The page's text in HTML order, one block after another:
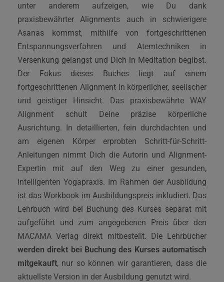
unter anderem aufzeigen, wie Du dank
praxisbewährter Alignments auch in schwierigere
Asanas kommst, mithilfe von fortgeschrittenen
Entspannungsverfahren und Atemtechniken in
Versenkung gelangst und Dich in Meditation begibst.
Der Fokus dieses Buches liegt auf einem
fortgeschrittenen Alignment in körperlicher, seelischer
und geistiger Hinsicht. Das praxisbewährte WAY
Alignment schult Deine präzise körperliche
Ausrichtung. In detaillierten, fein durchdachten und
am eigenen Körper erprobten Schritt-für-Schritt-
Anleitungen nimmt Dich die Autorin und Alignment-
Expertin mit auf den Weg zu einer gesunden,
intelligenten Yogapraxis. Im Rahmen der Ausbildung
ist das Workbook im Ausbildungspreis inkludiert. Das
Lehrbuch wird bei Buchung des Kurses separat mit
aufgeführt und zum angegebenen Preis über den
MACAMA Verlag direkt mitbestellt. Die Lehrbücher
werden direkt bei Buchung des Kurses automatisch
mitgekauft, nur so können wir garantieren, dass die
aktuellste Version in der Ausbildung genutzt wird.